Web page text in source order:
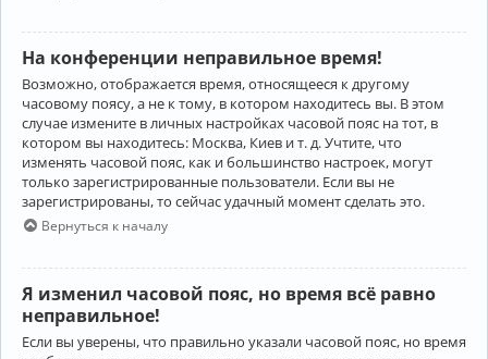
На конференции неправильное время!
Возможно, отображается время, относящееся к другому
часовому поясу, а не к тому, в котором находитесь вы. В этом
случае измените в личных настройках часовой пояс на тот, в
котором вы находитесь: Москва, Киев и т. д. Учтите, что
изменять часовой пояс, как и большинство настроек, могут
только зарегистрированные пользователи. Если вы не
зарегистрированы, то сейчас удачный момент сделать это.
Вернуться к началу
Я изменил часовой пояс, но время всё равно
неправильное!
Если вы уверены, что правильно указали часовой пояс, но время